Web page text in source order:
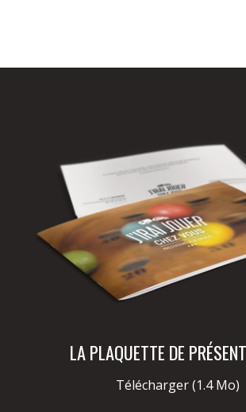
LA PLAQUETTE DE
Télécharger(1.4 Mo)